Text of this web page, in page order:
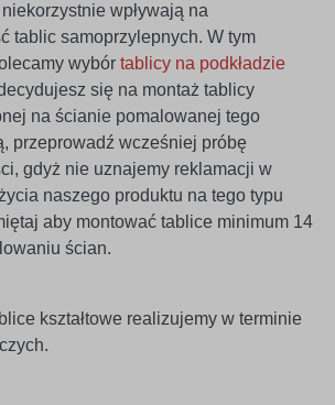
wpływają na
tablic samoprzylepnych. W tym
wybór tablicy na podkładzie
się na montaż tablicy
na ścianie pomalowanej tego
przeprowadź wcześniej próbę
gdyż nie uznajemy reklamacji w
naszego produktu na tego typu
aby montować tablice minimum 14
ścian.
kształtowe realizujemy w terminie